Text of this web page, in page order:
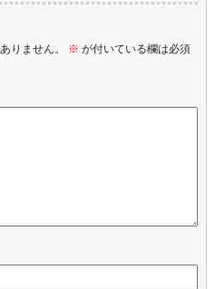
りません。 ※ が付いている欄は必須